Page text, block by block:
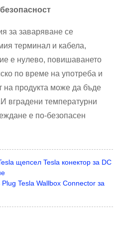
за заваряване се
терминал и кабела,
е нулево, повишаването
по време на употреба и
на продукта може да бъде
вградени температурни
е по-безопасен
щепсел Tesla конектор за DC
Tesla Wallbox Connector за